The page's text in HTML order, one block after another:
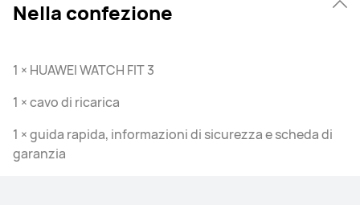
Nella confezione
1 × HUAWEI WATCH FIT 3
1 × cavo di ricarica
1 × guida rapida, informazioni di sicurezza e scheda di
garanzia